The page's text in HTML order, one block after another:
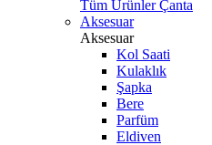
Tüm Ürünler Çanta
Aksesuar
Aksesuar
Kol Saati
Kulaklık
Şapka
Bere
Parfüm
Eldiven